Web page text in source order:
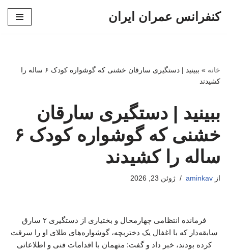
کنفرانس عمران ایران
خانه »
ببینید | دستگیری سارقان خشنی که گوشواره کودک ۶ ساله را
کشیدند
ببینید | دستگیری سارقان
خشنی که گوشواره کودک ۶
ساله را کشیدند
از aminkav ژوئن 23, 2026
فرمانده انتظامی چهارمحال و بختیاری از دستگیری ۲ سارق
سابقه‌دار که با اغفال یک دختربچه، گوشواره‌های طلای او را سرقت
کرده بودند، خبر داد و گفت: متهمان با اقدامات فنی و اطلاعاتی